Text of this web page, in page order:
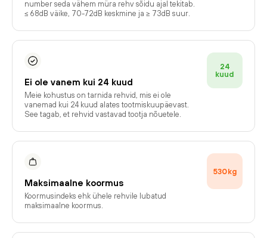
number seda vähem müra rehv sõidu ajal tekitab.
≤ 68dB väike, 70-72dB keskmine ja ≥ 73dB suur.
Ei ole vanem kui 24 kuud
Meie kohustus on tarnida rehvid, mis ei ole
vanemad kui 24 kuud alates tootmiskuupäevast.
See tagab, et rehvid vastavad tootja nõuetele.
24
kuud
Maksimaalne koormus
Koormusindeks ehk ühele rehvile lubatud
maksimaalne koormus.
530kg